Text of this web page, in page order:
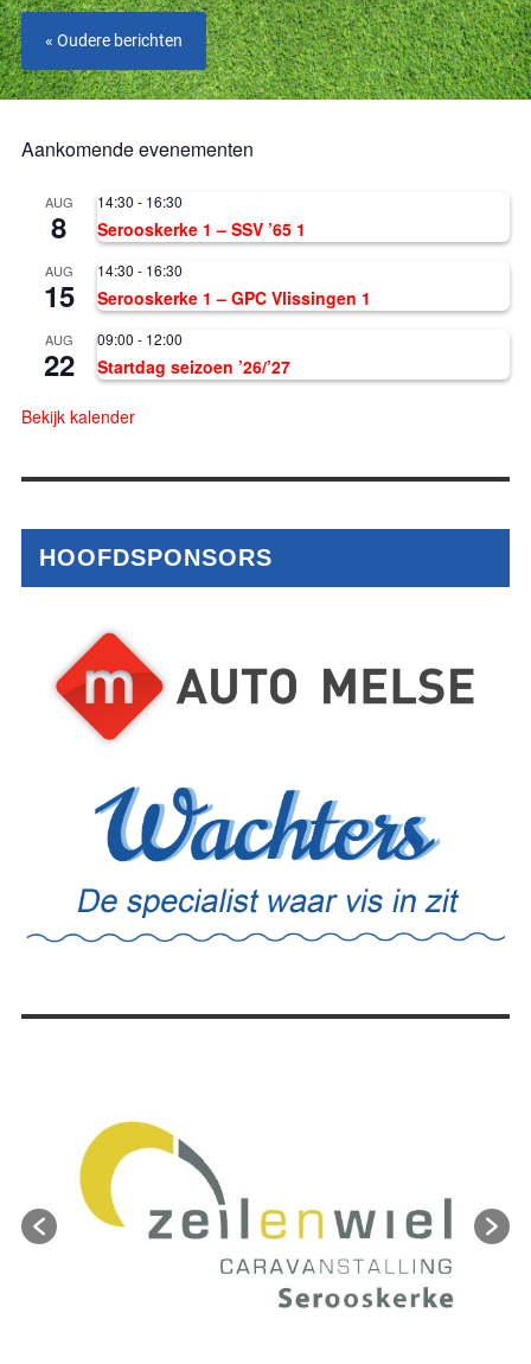
« Oudere berichten
Aankomende evenementen
AUG
8
14:30 - 16:30
Serooskerke 1 – SSV ’65 1
AUG
15
14:30 - 16:30
Serooskerke 1 – GPC Vlissingen 1
AUG
22
09:00 - 12:00
Startdag seizoen ’26/’27
Bekijk kalender
HOOFDSPONSORS